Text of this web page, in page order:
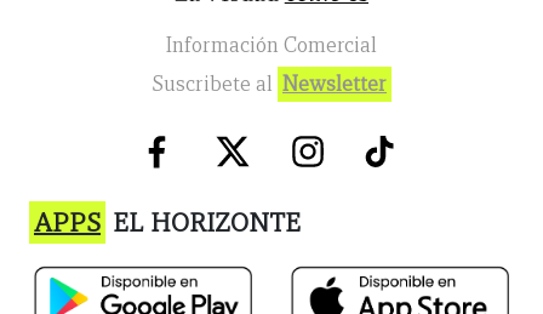
Información Comercial
Suscribete al Newsletter
APPS EL HORIZONTE